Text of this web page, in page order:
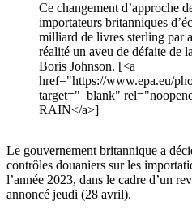
Ce changement d’approche
importateurs britanniques
milliard de livres sterling par
réalité un aveu de défaite de
Boris Johnson. [<a
href="https://www.epa.eu/
target="_blank"
RAIN</a>]
Le gouvernement britannique a
contrôles douaniers sur les
l’année 2023, dans le cadre d’un
annoncé jeudi (28 avril).